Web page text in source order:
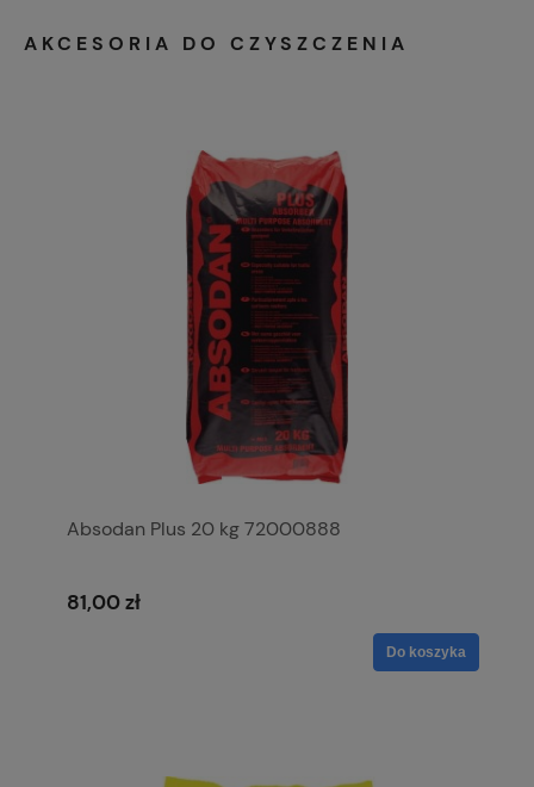
AKCESORIA DO CZYSZCZENIA
Absodan Plus 20 kg 72000888
81,00 zł
Do koszyka